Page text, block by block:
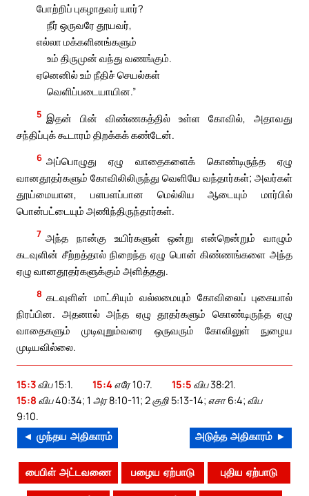
போற்றிப் புகழாதவர் யார்?
நீர் ஒருவரே தூயவர்,
எல்லா மக்களினங்களும்
உம் திருமுன் வந்து வணங்கும்.
ஏனெனில் உம் நீதிச் செயல்கள்
வெளிப்படையாயின.”
5 இதன் பின் விண்ணகத்தில் உள்ள கோவில், அதாவது
சந்திப்புக் கூடாரம் திறக்கக் கண்டேன்.
6 அப்பொழுது ஏழு வாதைகளைக் கொண்டிருந்த ஏழு
வானதூதர்களும் கோவிலிலிருந்து வெளியே வந்தார்கள்; அவர்கள்
தூய்மையான, பளபளப்பான மெல்லிய ஆடையும் மார்பில்
பொன்பட்டையும் அணிந்திருந்தார்கள்.
7 அந்த நான்கு உயிர்களுள் ஒன்று என்றென்றும் வாழும்
கடவுளின் சீற்றத்தால் நிறைந்த ஏழு பொன் கிண்ணங்களை அந்த
ஏழு வானதூதர்களுக்கும் அளித்தது.
8 கடவுளின் மாட்சியும் வல்லமையும் கோவிலைப் புகையால்
நிரப்பின. அதனால் அந்த ஏழு தூதர்களும் கொண்டிருந்த ஏழு
வாதைகளும் முடிவுறும்வரை ஒருவரும் கோவிலுள் நுழைய
முடியவில்லை.
15:3விப 15:1. 15:4எரே 10:7. 15:5 விப 38:21.
15:8 விப 40:34; 1 அர 8:10-11; 2 குறி 5:13-14; எசா 6:4; விப
9:10.
◄ முந்தய அதிகாரம் அடுத்த அதிகாரம் ►
பைபிள் அட்டவணை பழைய ஏற்பாடு புதிய ஏற்பாடு